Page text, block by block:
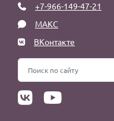
+7-966-149-47-21
МАКС
ВКонтакте